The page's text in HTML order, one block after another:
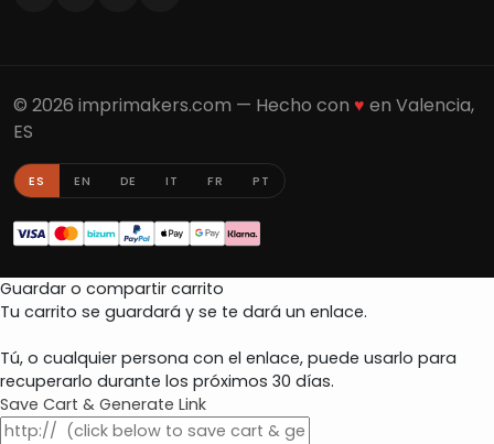
© 2026 imprimakers.com — Hecho con ♥ en Valencia,
ES
ES EN DE IT FR PT
Guardar o compartir carrito
Tu carrito se guardará y se te dará un enlace.
Tú, o cualquier persona con el enlace, puede usarlo para
recuperarlo durante los próximos 30 días.
Save Cart & Generate Link